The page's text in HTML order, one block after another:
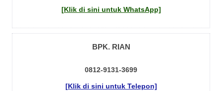
[Klik di sini untuk WhatsApp]
BPK. RIAN
0812-9131-3699
[Klik di sini untuk Telepon]